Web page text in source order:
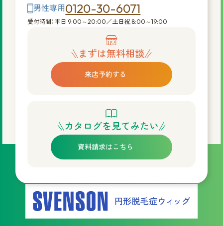
男性専用 0120-30-6071
受付時間：平日 9:00～20:00／土日祝 8:00～19:00
まずは無料相談
来店予約する
カタログを見てみたい
資料請求はこちら